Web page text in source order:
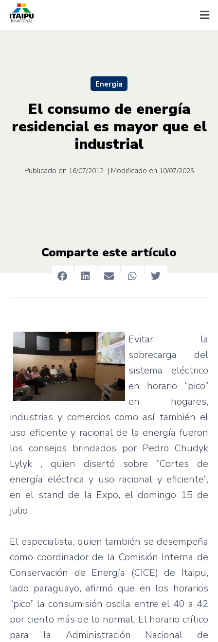
Energía
El consumo de energía
residencial es mayor que el
industrial
Publicado en 16/07/2012 | Modificado en 10/07/2025
Comparte este artículo
Evitar la
sobrecarga del
sistema
eléctrico
en horario
“pico”
en hogares,
industrias y comercios como así también el
uso eficiente y racionalde laenergía fueron
los consejos brindados por Pedro Chudyk
Lylyk , quien disertó sobre “Cortes de
energía eléctrica y uso racional y eficiente”,
en el stand de la Expo, eldomingo 15 de
julio.
El especialista, quien también sedesempeña
como coordinadorde la Comisión Interna de
Conservación de Energía (CICE) de Itaipu,
lado paraguayo,afirmó que en los horarios
“pico” laconsumisión oscila entre el 40 a 42
por ciento más de lo normal. El horario crítico
para la Administración Nacional de